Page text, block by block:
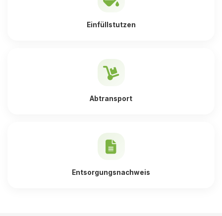
Einfüllstutzen
Abtransport
Entsorgungsnachweis